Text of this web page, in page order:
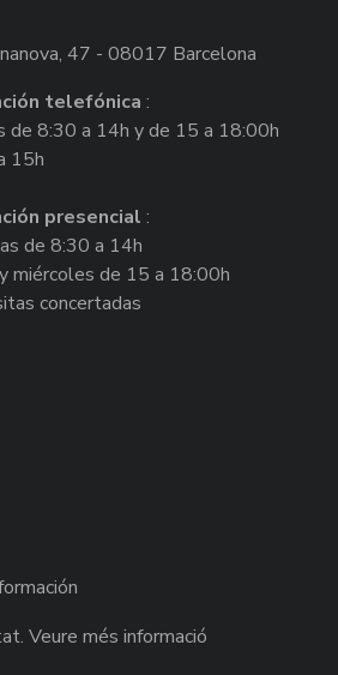
47 - 08017 Barcelona
telefónica :
de 8:30 a 14h y de 15 a 18:00h
15h
presencial :
de 8:30 a 14h
miércoles de 15 a 18:00h
concertadas